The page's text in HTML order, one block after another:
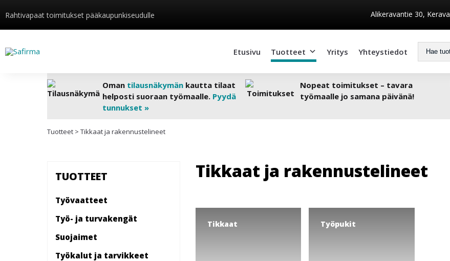
Rahtivapaat toimitukset pääkaupunkiseudulle Alikeravantie 30, Kerava
Etusivu Tuotteet Yritys Yhteystiedot
Oman tilausnäkymänkautta tilaat
helposti suoraan työmaalle. Pyydä
tunnukset »
Nopeat toimitukset – tavara
työmaalle jo samana päivänä!
Tuotteet > Tikkaat ja rakennustelineet
TUOTTEET
Työvaatteet
Työ- ja turvakengät
Suojaimet
Työkalut ja tarvikkeet
Tikkaat ja rakennustelineet
Tikkaat Työpukit